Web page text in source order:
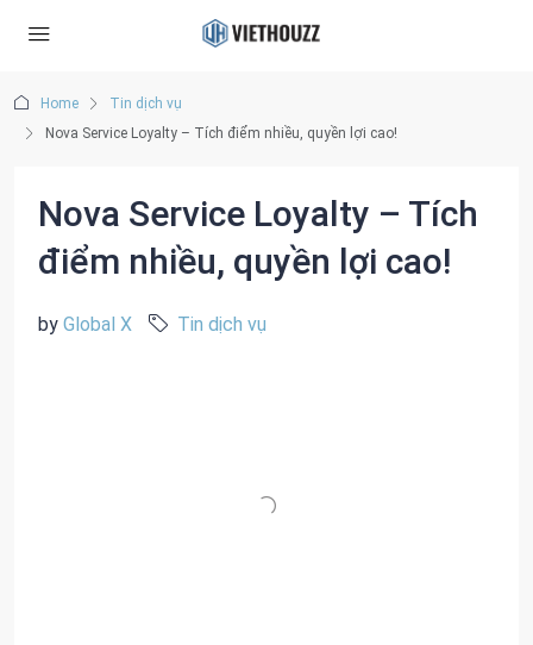
Home
Tin dịch vụ
Nova Service Loyalty – Tích điểm nhiều, quyền lợi cao!
Nova Service Loyalty – Tích
điểm nhiều, quyền lợi cao!
by Global X Tin dịch vụ